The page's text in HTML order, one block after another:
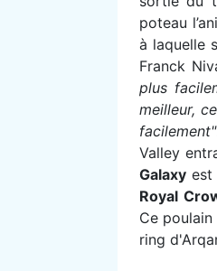
poteau
à laquelle
Franck
plus
meilleur,
facilement"
Valley
Galaxy est
Royal
Ce
ring